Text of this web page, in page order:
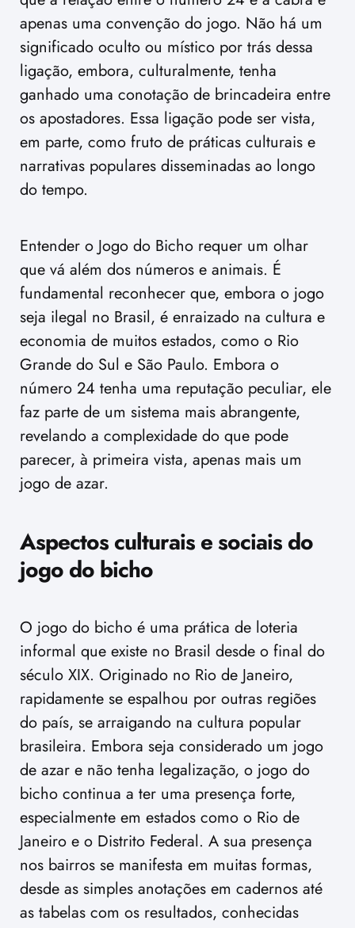
apenas uma convenção do jogo. Não há um
significado oculto ou místico por trás dessa
ligação, embora, culturalmente, tenha
ganhado uma conotação de brincadeira entre
os apostadores. Essa ligação pode ser vista,
em parte, como fruto de práticas culturais e
narrativas populares disseminadas ao longo
do tempo.
Entender o Jogo do Bicho requer um olhar
que vá além dos números e animais. É
fundamental reconhecer que, embora o jogo
seja ilegal no Brasil, é enraizado na cultura e
economia de muitos estados, como o Rio
Grande do Sul e São Paulo. Embora o
número 24 tenha uma reputação peculiar, ele
faz parte de um sistema mais abrangente,
revelando a complexidade do que pode
parecer, à primeira vista, apenas mais um
jogo de azar.
Aspectos culturais e sociais do
jogo do bicho
O jogo do bicho é uma prática de loteria
informal que existe no Brasil desde o final do
século XIX. Originado no Rio de Janeiro,
rapidamente se espalhou por outras regiões
do país, se arraigando na cultura popular
brasileira. Embora seja considerado um jogo
de azar e não tenha legalização, o jogo do
bicho continua a ter uma presença forte,
especialmente em estados como o Rio de
Janeiro e o Distrito Federal. A sua presença
nos bairros se manifesta em muitas formas,
desde as simples anotações em cadernos até
as tabelas com os resultados, conhecidas